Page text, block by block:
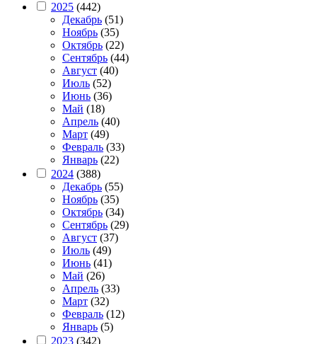
2025 (442)
Декабрь (51)
Ноябрь (35)
Октябрь (22)
Сентябрь (44)
Август (40)
Июль (52)
Июнь (36)
Май (18)
Апрель (40)
Март (49)
Февраль (33)
Январь (22)
2024 (388)
Декабрь (55)
Ноябрь (35)
Октябрь (34)
Сентябрь (29)
Август (37)
Июль (49)
Июнь (41)
Май (26)
Апрель (33)
Март (32)
Февраль (12)
Январь (5)
2023 (342)